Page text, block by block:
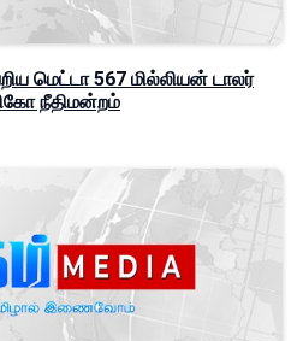
மெட்டா 567 மில்லியன் டாலர்
நீதிமன்றம்